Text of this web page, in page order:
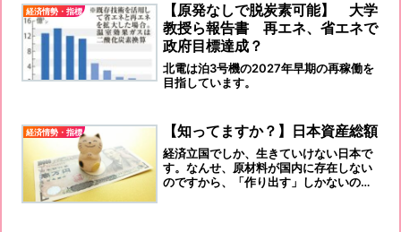
経済情勢・指標
【原発なしで脱炭素可能】 大学
教授ら報告書 再エネ、省エネで
政府目標達成？
北電は泊3号機の2027年早期の再稼働を
目指しています。
経済情勢・指標 【知ってますか？】日本資産総額
経済立国でしか、生きていけない日本で
す。なんせ、原材料が国内に存在しない
のですから、「作り出す」しかないので